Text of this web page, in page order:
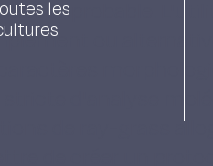
est improbable.
ou
d'analyse
de ray-grass
les